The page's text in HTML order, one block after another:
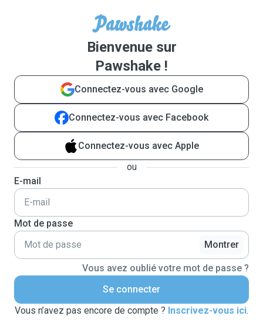
Bienvenue sur
Pawshake !
Connectez-vous avec Google
Connectez-vous avec Facebook
Connectez-vous avec Apple
ou
E-mail
Mot de passe
Montrer
Vous avez oublié votre mot de passe ?
Se connecter
Vous n’avez pas encore de compte ? Inscrivez-vous ici.